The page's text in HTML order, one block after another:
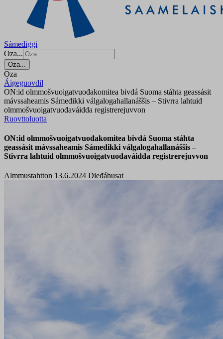
Sámediggi
Oza...
Oza...
Oza
Áigeguovdil
ON:id olmmošvuoigatvuođakomitea bivdá Suoma stáhta geassásit
mávssaheamis Sámedikki válgalogahallanáššis – Stivrra lahtuid
olmmošvuoigatvuođaváidda registrerejuvvon
Ruovttoluotta
ON:id olmmošvuoigatvuođakomitea bivdá Suoma stáhta
geassásit mávssaheamis Sámedikki válgalogahallanáššis –
Stivrra lahtuid olmmošvuoigatvuođaváidda registrerejuvvon
Almmustahtton 13.6.2024 Dieđáhusat